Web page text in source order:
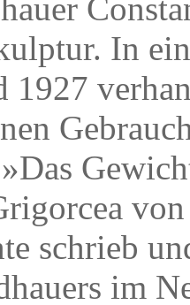
In
schrieb
im